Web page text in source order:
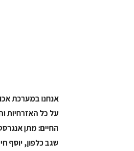
החיים: מתן
שגב כלפון, יוסף